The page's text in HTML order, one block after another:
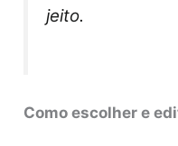
jeito.
Como escolher e